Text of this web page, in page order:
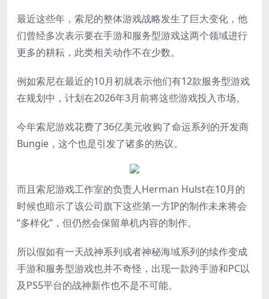
最近这些年，索尼的整体游戏战略发生了巨大变化，他
们曾经多次表示要在手游和服务型游戏这两个领域进行
更多的耕耘，此类相关动作不在少数。
例如索尼在最近的10月初就表示他们有12款服务型游戏
在规划中，计划在2026年3月前将这些游戏投入市场。
今年索尼游戏花费了36亿美元收购了命运系列的开发商
Bungie，这个也是引发了诸多的热议。
而且索尼游戏工作室的负责人Herman Hulst在10月的
时候也暗示了该公司旗下这些第一方IP的制作未来将会
“多样化”，但仍然会保留单机内容的制作。
所以假如有一天战神系列或者神秘海域系列的续作变成
手游和服务型游戏也并不奇怪，出现一款跨手游和PC以
及PS5平台的战神新作也不是不可能。